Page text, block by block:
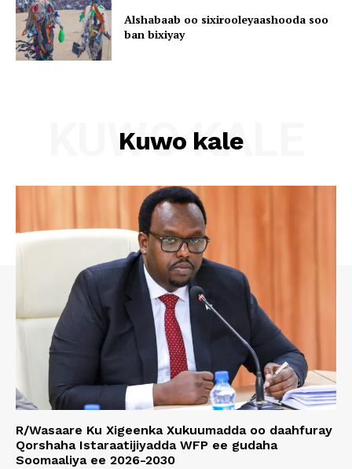
Alshabaab oo sixirooleyaashooda soo
ban bixiyay
Kuwo kale
KUWO KALE
R/Wasaare Ku Xigeenka Xukuumadda oo daahfuray
Qorshaha Istaraatijiyadda WFP ee gudaha
Soomaaliya ee 2026-2030